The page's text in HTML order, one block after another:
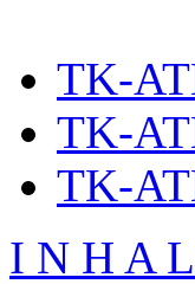
TK-
TK-
TK-
I N H A